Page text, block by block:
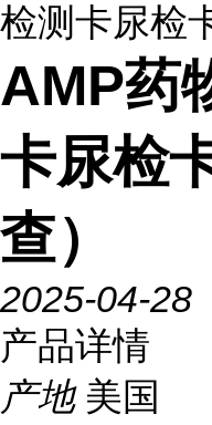
检测卡尿检
AMP药
卡尿检
查）
2025-04-28
产品详情
产地 美国